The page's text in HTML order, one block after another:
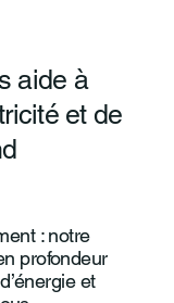
aide à
et de
: notre
profondeur
et